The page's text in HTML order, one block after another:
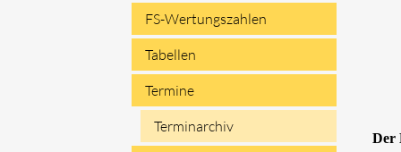
Der
FS-Wertungszahlen
Tabellen
Termine
Terminarchiv